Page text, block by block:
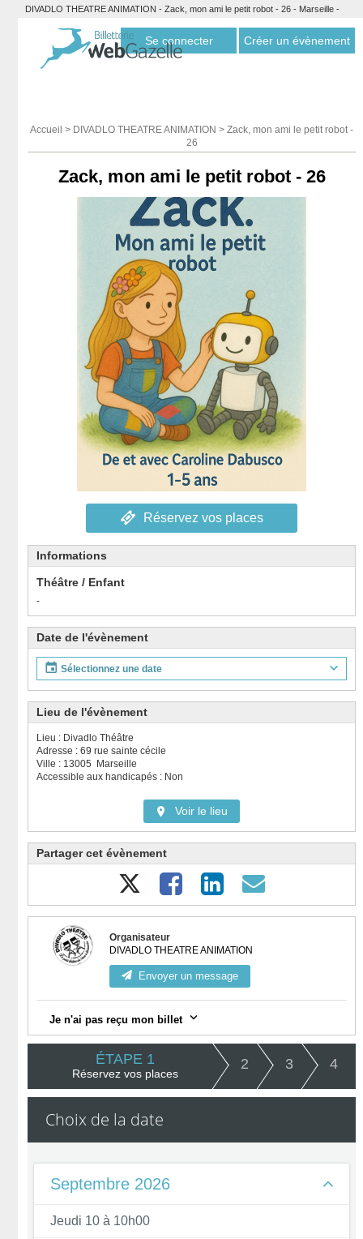
DIVADLO THEATRE ANIMATION - Zack, mon ami le petit robot - 26 - Marseille -
Se connecter Créer un évènement
Accueil > DIVADLO THEATRE ANIMATION >Zack, mon ami le petit robot -
26
Zack, mon ami le petit robot - 26
Réservez vos places
Informations
Théâtre / Enfant
-
Date de l'évènement
Sélectionnez une date
Lieu de l'évènement
Lieu : Divadlo Théâtre
Adresse : 69 rue sainte cécile
Ville : 13005 Marseille
Accessible aux handicapés : Non
Voir le lieu
Partager cet évènement
Organisateur
DIVADLO THEATRE ANIMATION
Envoyer un message
Je n'ai pas reçu mon billet
Vérifiez votre messagerie, notamment la catégorie "spam".
Connectez-vous à votre compte
et visualisez toutes vos
commandes validées et téléchargez vos billets.
Contactez l'organisateur en utilisant le bouton de contact ci-
ÉTAPE 1
Réservez vos places
2 3 4
Choix de la date
Septembre 2026
Jeudi 10 à 10h00